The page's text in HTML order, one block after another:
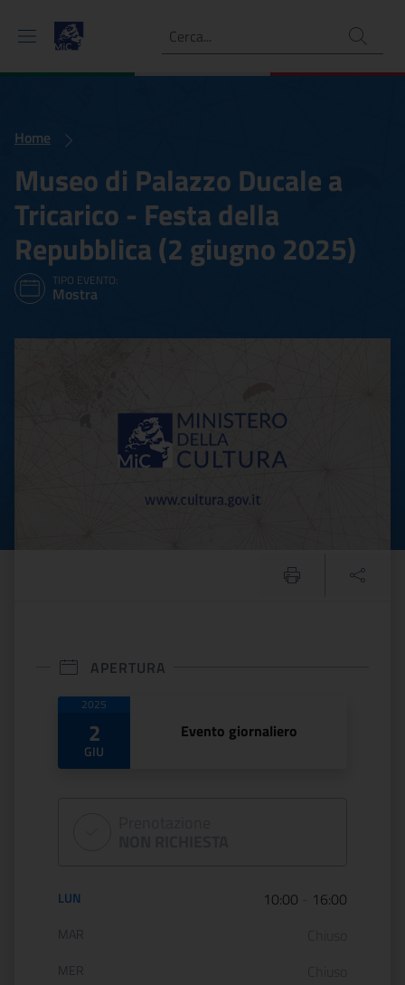
Ricerca
Home
Museo di Palazzo Ducale a
Tricarico - Festa della
Repubblica (2 giugno 2025)
TIPO EVENTO:
Mostra
APERTURA
Date di apertura
2025
2
GIU
Evento giornaliero
Orario di apertura:
LUN 10:00 16:00
MAR
MER